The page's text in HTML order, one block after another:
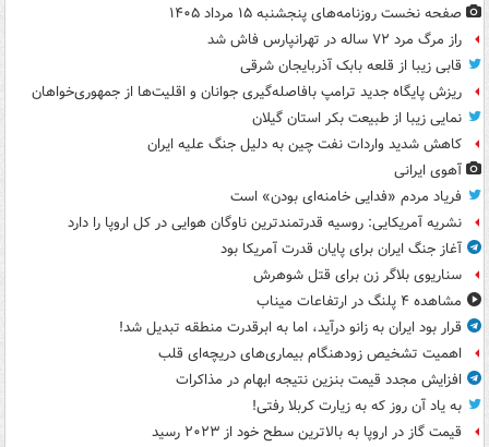
صفحه نخست روزنامه‌های پنجشنبه ۱۵ مرداد ۱۴۰۵
راز مرگ مرد ۷۲ ساله در تهرانپارس فاش شد
قابی زیبا از قلعه بابک آذربایجان شرقی
ریزش پایگاه جدید ترامپ بافاصله‌گیری جوانان و اقلیت‌ها از جمهوری‌خواهان
نمایی زیبا از طبیعت بکر استان گیلان
کاهش شدید واردات نفت چین به دلیل جنگ علیه ایران
آهوی ایرانی
فریاد مردم «فدایی خامنه‌ای بودن» است
نشریه آمریکایی: روسیه قدرتمندترین ناوگان هوایی در کل اروپا را دارد
آغاز جنگ ایران برای پایان قدرت آمریکا بود
سناریوی بلاگر زن برای قتل شوهرش
مشاهده ۴ پلنگ در ارتفاعات میناب
قرار بود ایران به زانو درآید، اما به ابرقدرت منطقه تبدیل شد!
اهمیت تشخیص زودهنگام بیماری‌های دریچه‌ای قلب
افزایش مجدد قیمت بنزین نتیجه ابهام در مذاکرات
به یاد آن روز که به زیارت کربلا رفتی!
قیمت گاز در اروپا به بالاترین سطح خود از ۲۰۲۳ رسید